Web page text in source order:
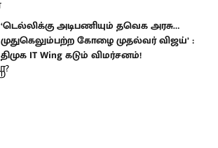
‘டெல்லிக்கு அடிபணியும் தவெக அரசு…
முதுகெலும்பற்ற கோழை முதல்வர் விஜய்’ :
திமுக IT Wing கடும் விமர்சனம்!